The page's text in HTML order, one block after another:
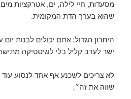
מסעדות, חיי לילה, ים, אטרקציות
שהוא בערך הדת המקומית.
היתרון הגדול: אתם יכולים לבנות
ישר לערב קליל בלי לוגיסטיקה
לא צריכים לשכנע אף אחד לנסוע
שווה את זה״.